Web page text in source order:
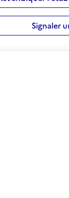
Signaler